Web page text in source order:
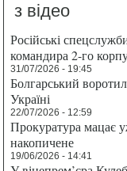
з відео
Російські
командира 2-го
31/07/2026 - 19:45
Болгарський
Україні
22/07/2026 - 12:59
Прокуратура мацає
накопичене
19/06/2026 - 14:41